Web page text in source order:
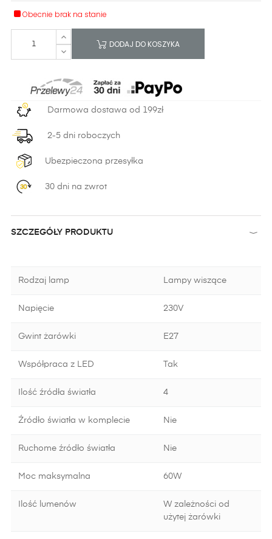
Obecnie brak na stanie
DODAJ DO KOSZYKA
Darmowa dostawa od 199zł
2-5 dni roboczych
Ubezpieczona przesyłka
30 dni na zwrot
SZCZEGÓŁY PRODUKTU
Rodzaj lamp Lampy wiszące
Napięcie 230V
Gwint żarówki E27
Współpraca z LED Tak
Ilość źródła światła 4
Źródło światła w komplecie Nie
Ruchome źródło światła Nie
Moc maksymalna 60W
Ilość lumenów
W zależności od
użytej żarówki